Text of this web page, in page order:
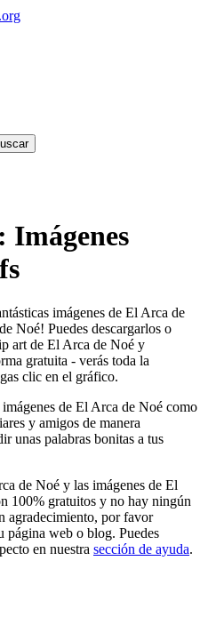
Imágenes
imágenes de El Arca de
Noé! Puedes descargarlos o
art de El Arca de Noé y
gratuita - verás toda la
clic en el gráfico.
de El Arca de Noé como
y amigos de manera
unas palabras bonitas a tus
de Noé y las imágenes de El
100% gratuitos y no hay ningún
agradecimiento, por favor
página web o blog. Puedes
en nuestra sección de ayuda.